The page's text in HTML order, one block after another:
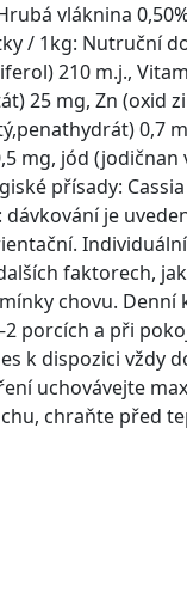
vláknina
/ 1kg: Nutruční
210 m.j.,
25 mg, Zn (oxid
0,7
mg, jód (jodičnan
přísady:
je
faktorech,
chovu. Denní
porcích a při
k dispozici vždy
uchovávejte
chraňte před